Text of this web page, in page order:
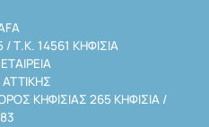
Τ.Κ. 14561 ΚΗΦΙΣΙΑ
ΚΗΦΙΣΙΑΣ 265 ΚΗΦΙΣΙΑ /